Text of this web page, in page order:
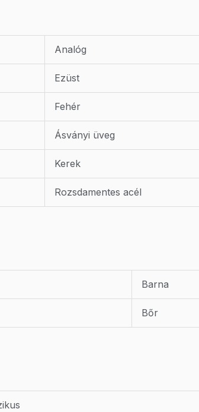
Analóg
Ezüst
Fehér
Ásványi üveg
Kerek
Rozsdamentes acél
Barna
Bőr